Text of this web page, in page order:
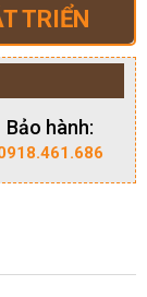
TRIỂN
Bảo hành: